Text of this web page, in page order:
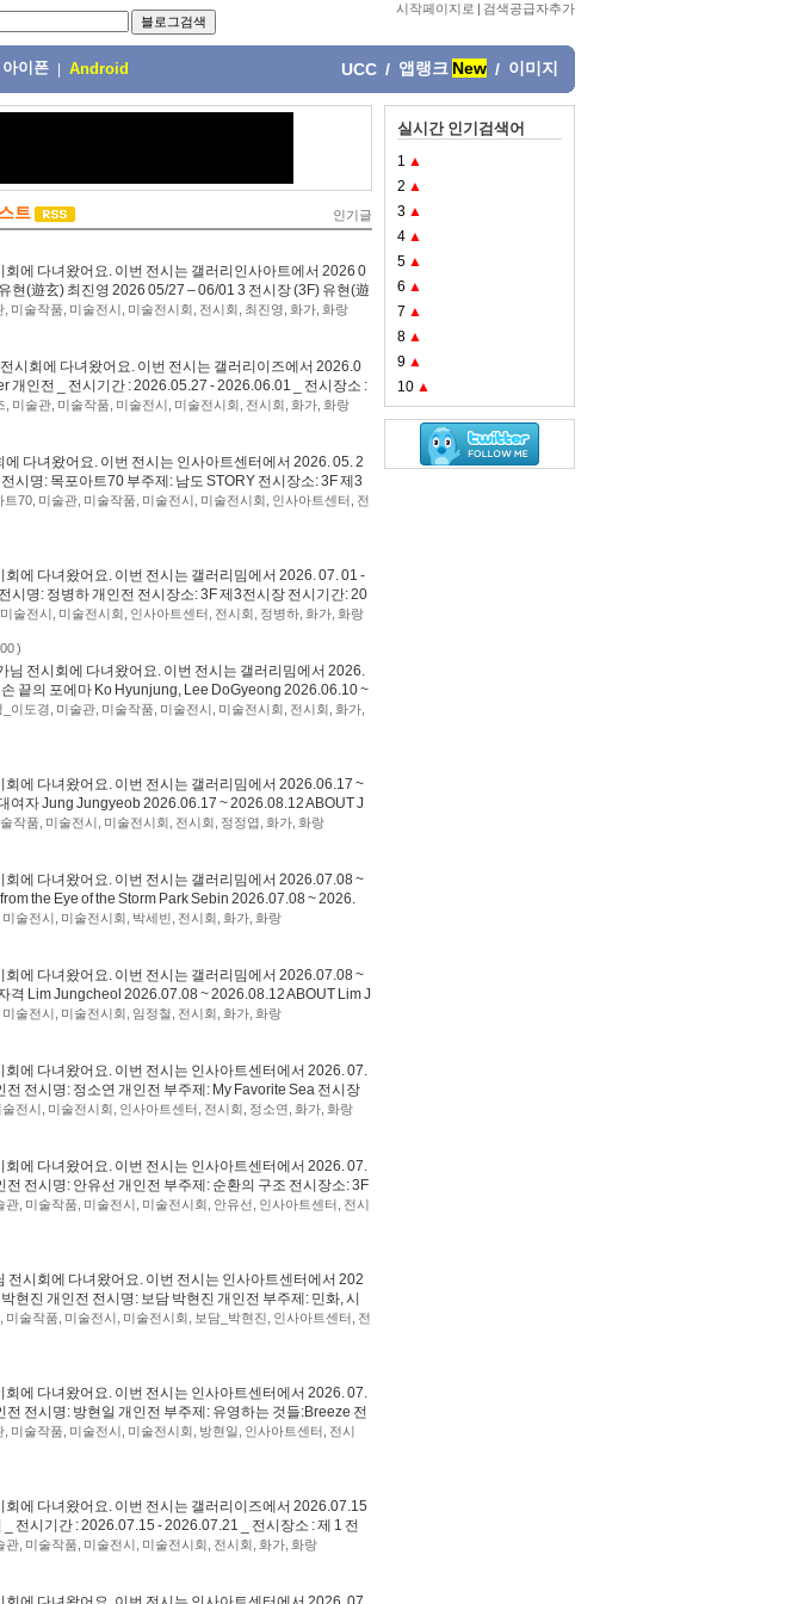
시작페이지로 | 검색공급자추가
아이폰 Android UCC / 앱랭크 New / 이미지
트 인기글
에 다녀왔어요. 이번 전시는 갤러리인사아트에서 2026 0
현(遊玄) 최진영 2026 05/27 – 06/01 3 전시장 (3F) 유현(遊
미술작품 미술전시 미술전시회 전시회 최진영 화가 화랑
시회에 다녀왔어요. 이번 전시는 갤러리이즈에서 2026.0
개인전 _ 전시기간 : 2026.05.27 - 2026.06.01 _ 전시장소 :
미술관 미술작품 미술전시 미술전시회 전시회 화가 화랑
다녀왔어요. 이번 전시는 인사아트센터에서 2026. 05. 2
시명: 목포아트70 부주제: 남도 STORY 전시장소: 3F 제3
트70 미술관 미술작품 미술전시 미술전시회 인사아트센터 전
에 다녀왔어요. 이번 전시는 갤러리밈에서 2026. 07. 01 -
시명: 정병하 개인전 전시장소: 3F 제3전시장 전시기간: 20
미술전시 미술전시회 인사아트센터 전시회 정병하 화가 화랑
)
님 전시회에 다녀왔어요. 이번 전시는 갤러리밈에서 2026.
끝의 포에마 Ko Hyunjung, Lee DoGyeong 2026.06.10 ~
_이도경 미술관 미술작품 미술전시 미술전시회 전시회 화가
에 다녀왔어요. 이번 전시는 갤러리밈에서 2026.06.17 ~
여자 Jung Jungyeob 2026.06.17 ~ 2026.08.12 ABOUT J
작품 미술전시 미술전시회 전시회 정정엽 화가 화랑
에 다녀왔어요. 이번 전시는 갤러리밈에서 2026.07.08 ~
the Eye of the Storm Park Sebin 2026.07.08 ~ 2026.
미술전시 미술전시회 박세빈 전시회 화가 화랑
에 다녀왔어요. 이번 전시는 갤러리밈에서 2026.07.08 ~
Lim Jungcheol 2026.07.08 ~ 2026.08.12 ABOUT Lim J
미술전시 미술전시회 임정철 전시회 화가 화랑
에 다녀왔어요. ​​​​이번 전시는 인사아트센터에서 2026. 07.
전시명: 정소연 개인전 부주제: My Favorite Sea 전시장
술전시 미술전시회 인사아트센터 전시회 정소연 화가 화랑
에 다녀왔어요. 이번 전시는 인사아트센터에서 2026. 07.
전시명: 안유선 개인전 부주제: 순환의 구조 전시장소: 3F
관 미술작품 미술전시 미술전시회 안유선 인사아트센터 전시
시회에 다녀왔어요. 이번 전시는 인사아트센터에서 202
현진 개인전 전시명: 보담 박현진 개인전 부주제: 민화, 시
미술작품 미술전시 미술전시회 보담_박현진 인사아트센터 전
에 다녀왔어요. 이번 전시는 인사아트센터에서 2026. 07.
전시명: 방현일 개인전 부주제: 유영하는 것들:Breeze 전
미술작품 미술전시 미술전시회 방현일 인사아트센터 전시
에 다녀왔어요. 이번 전시는 갤러리이즈에서 2026.07.15
전시기간 : 2026.07.15 - 2026.07.21 _ 전시장소 : 제 1 전
관 미술작품 미술전시 미술전시회 전시회 화가 화랑
실시간 인기검색어
1 ▲
2 ▲
3 ▲
4 ▲
5 ▲
6 ▲
7 ▲
8 ▲
9 ▲
10 ▲